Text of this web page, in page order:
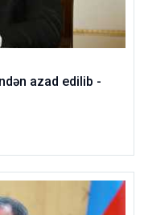
azad edilib -